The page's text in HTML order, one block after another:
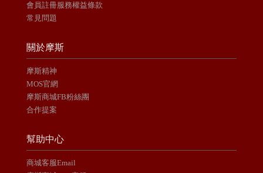
會員註冊服務權益條款
常見問題
關於摩斯
摩斯精神
MOS官網
摩斯商城FB粉絲團
合作提案
幫助中心
商城客服Email